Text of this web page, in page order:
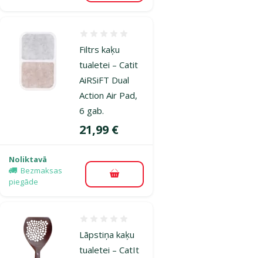
Filtrs kaķu
tualetei – Catit
AiRSiFT Dual
Action Air Pad,
6 gab.
Cena
21,99 €
Noliktavā
Bezmaksas
piegāde
Pievienot grozam
Lāpstiņa kaķu
tualetei – CatIt